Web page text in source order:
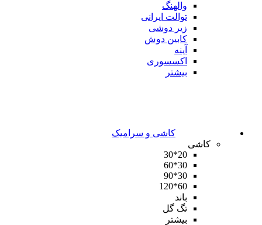
والهنگ
توالت ایرانی
زیر دوشی
کابین دوش
آینه
اکسسوری
بیشتر
کاشی و سرامیک
کاشی
20*30
30*60
30*90
60*120
باند
تگ گل
بیشتر